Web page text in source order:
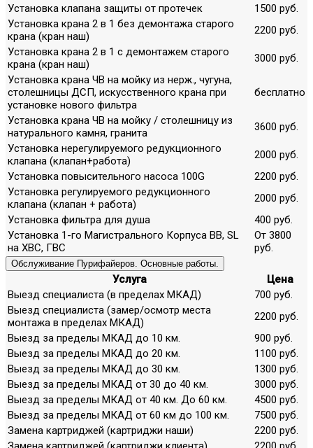
Установка клапана защиты от протечек
1500 руб.
Установка крана 2 в 1 без демонтажа старого
крана (кран наш)
2200 руб.
Установка крана 2 в 1 с демонтажем старого
крана (кран наш)
3000 руб.
Установка крана ЧВ на мойку из нерж., чугуна,
столешницы ДСП, искусственного крана при
установке нового фильтра
бесплатно
Установка крана ЧВ на мойку / столешницу из
натурального камня, гранита
3600 руб.
Установка нерегулируемого редукционного
клапана (клапан+работа)
2000 руб.
Установка повысительного насоса 100G
2200 руб.
Установка регулируемого редукционного
клапана (клапан + работа)
2000 руб.
Установка фильтра для душа
400 руб.
Установка 1-го Магистрального Корпуса ВВ, SL
на ХВС, ГВС
От 3800
руб.
Обслуживание Пурифайеров. Основные работы.
Услуга
Цена
Выезд специалиста (в пределах МКАД)
700 руб.
Выезд специалиста (замер/осмотр места
монтажа в пределах МКАД)
2200 руб.
Выезд за пределы МКАД до 10 км.
900 руб.
Выезд за пределы МКАД до 20 км.
1100 руб.
Выезд за пределы МКАД до 30 км.
1300 руб.
Выезд за пределы МКАД от 30 до 40 км.
3000 руб.
Выезд за пределы МКАД от 40 км. До 60 км.
4500 руб.
Выезд за пределы МКАД от 60 км до 100 км.
7500 руб.
Замена картриджей (картриджи наши)
2200 руб.